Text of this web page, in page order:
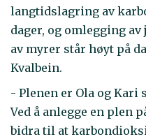
langtidslagring av
dager, og omlegging
av myrer står høyt på
Kvalbein.
- Plenen er Ola og
Ved å anlegge en plen
bidra til at